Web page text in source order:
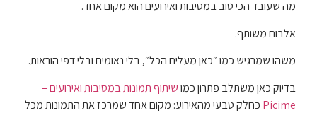
מה שעובד הכי טוב במסיבות ואירועים הוא מקום אחד.
אלבום משותף.
משהו שמרגיש כמו ״כאן מעלים הכל״, בלי נאומים ובלי דפי הוראות.
בדיוק כאן משתלב פתרון כמושיתוף תמונות במסיבות ואירועים –
Picime כחלק טבעי מהאירוע: מקום אחד שמרכז את התמונות מכל